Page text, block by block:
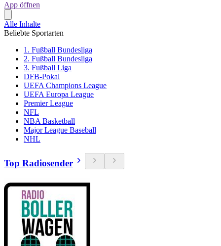
App öffnen
Alle Inhalte
Beliebte Sportarten
1. Fußball Bundesliga
2. Fußball Bundesliga
3. Fußball Liga
DFB-Pokal
UEFA Champions League
UEFA Europa League
Premier League
NFL
NBA Basketball
Major League Baseball
NHL
Top Radiosender